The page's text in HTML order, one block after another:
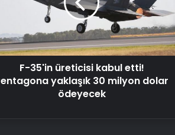
F-35'in üreticisi kabul etti!
yaklaşık 30 milyon dolar
ödeyecek